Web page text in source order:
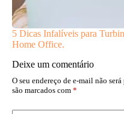
5 Dicas Infalíveis para
Home Office.
Deixe um comentário
O seu endereço de e-mail não
são marcados com *